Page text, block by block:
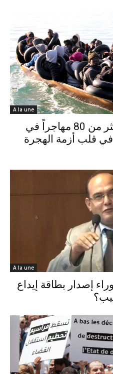
A la une
غرق مركب قبالة ليبيا: أكثر من 80 مهاجراً في
قلب أزمة الهجرة
A la une
إصدار بطاقة إيداع